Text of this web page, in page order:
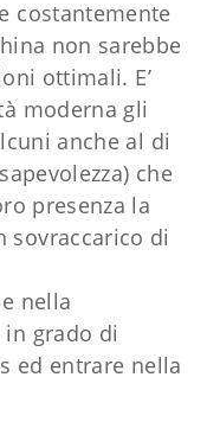
costantemente
non sarebbe
ottimali. E’
moderna gli
anche al di
che
presenza la
sovraccarico di
nella
grado di
ed entrare nella